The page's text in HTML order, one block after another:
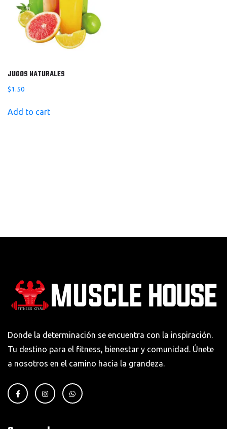
JUGOS NATURALES
$1.50
Add to cart
Donde la determinación se encuentra con la inspiración.
Tu destino para el fitness, bienestar y comunidad. Únete
a nosotros en el camino hacia la grandeza.